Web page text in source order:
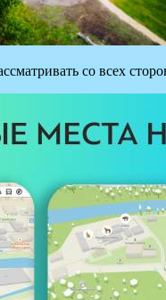
со всех